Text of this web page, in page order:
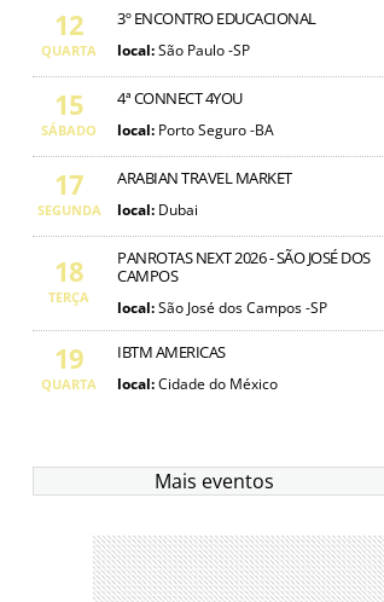
12
QUARTA
3º ENCONTRO EDUCACIONAL
local:São Paulo -SP
15
SÁBADO
4ª CONNECT 4YOU
local: Porto Seguro -BA
17
SEGUNDA
ARABIAN TRAVEL MARKET
local: Dubai
18
TERÇA
PANROTAS NEXT 2026 - SÃO JOSÉ DOS
CAMPOS
local:São José dos Campos -SP
19
QUARTA
IBTM AMERICAS
local:Cidade do México
Mais eventos